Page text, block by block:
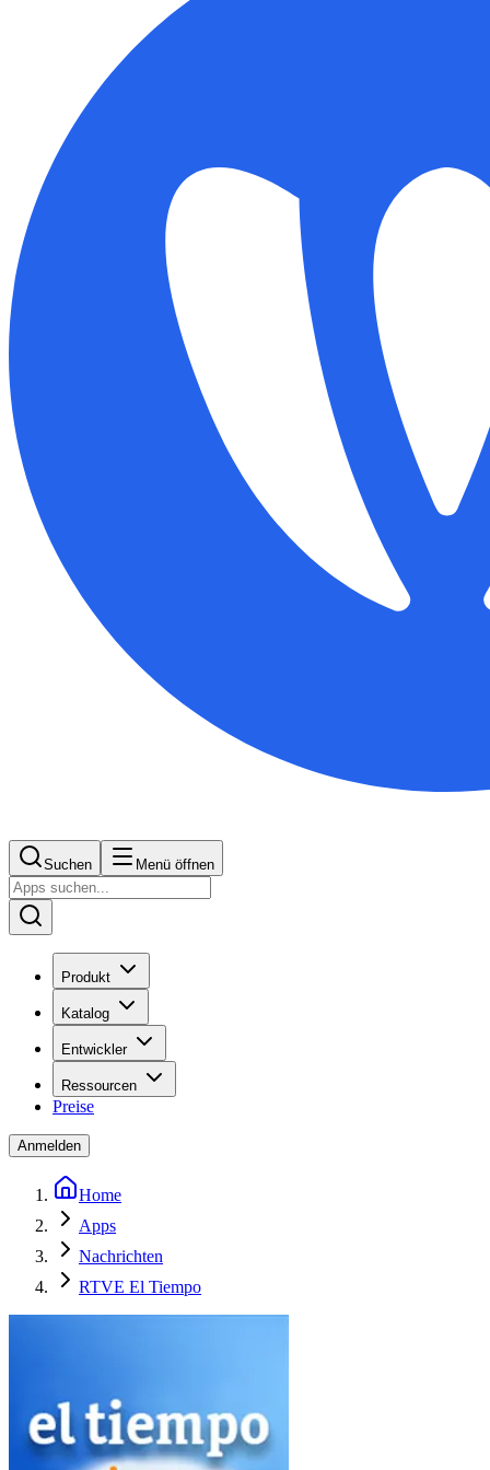
Suchen Menü öffnen
Produkt
Katalog
Entwickler
Ressourcen
Preise
Anmelden
Home
Apps
Nachrichten
RTVE El Tiempo